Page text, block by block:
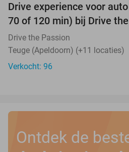
Drive experience voor
70 of 120 min) bij Drive
Drive the Passion
Teuge (Apeldoorn) (+11 locaties)
Verkocht: 96
Ontdek de